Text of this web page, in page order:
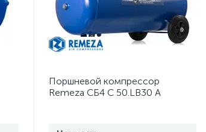
Поршневой компрессор
Remeza СБ4 С 50.LB30 А